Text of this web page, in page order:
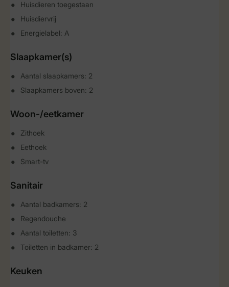
Huisdieren toegestaan
Huisdiervrij
Energielabel: A
Slaapkamer(s)
Aantal slaapkamers: 2
Slaapkamers boven: 2
Woon-/eetkamer
Zithoek
Eethoek
Smart-tv
Sanitair
Aantal badkamers: 2
Regendouche
Aantal toiletten: 3
Toiletten in badkamer: 2
Keuken